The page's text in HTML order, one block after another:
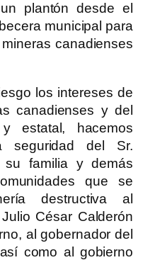
plantón desde el
municipal para
canadienses
los intereses de
canadienses y del
estatal, hacemos
seguridad del Sr.
su familia y demás
que se
destructiva al
César Calderón
al gobernador del
como al gobierno